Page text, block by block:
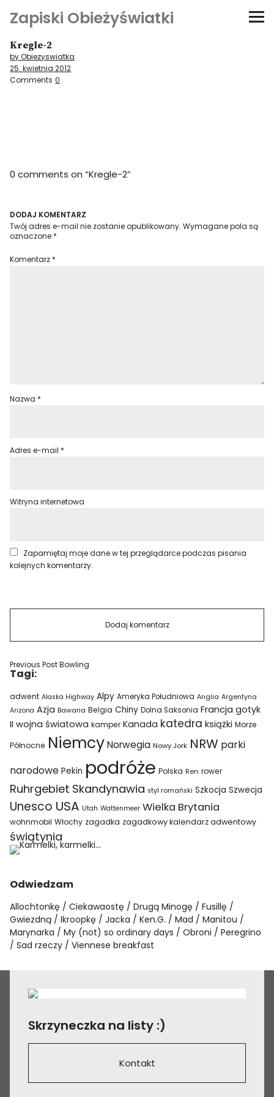
Zapiski Obieżyświatki
Podróże
Kultura i sztuka
Niezwyczajne ściany
Dom na kółkach
Kregle-2
by Obiezyswiatka
25. kwietnia 2012
Comments 0
0 comments on “Kregle-2”
DODAJ KOMENTARZ
Twój adres e-mail nie zostanie opublikowany. Wymagane pola są
oznaczone *
Komentarz *
Nazwa *
Adres e-mail *
Witryna internetowa
Zapamiętaj moje dane w tej przeglądarce podczas pisania
kolejnych komentarzy.
Previous PostBowling
Tagi:
adwent Alaska Highway Alpy Ameryka Południowa Anglia Argentyna
Arizona Azja Bawaria Belgia Chiny Dolna Saksonia Francja gotyk
II wojna światowa kamper Kanada katedra książki Morze
Północne Niemcy Norwegia Nowy Jork NRW parki
narodowe Pekin podróże Polska Ren rower
Ruhrgebiet Skandynawia styl romański Szkocja Szwecja
Unesco USA Utah Wattenmeer Wielka Brytania
wohnmobil Włochy zagadka zagadkowy kalendarz adwentowy
świątynia
Odwiedzam
Allochtonkę Ciekawaostę Drugą Minogę
Fusillę
Gwiezdną
Ikroopkę Jacka Ken.G. Mad
Manitou
Marynarka
My (not) so ordinary days Obroni
Peregrino
Sad rzeczy
Viennese breakfast
Skrzyneczka na listy :)
Kontakt